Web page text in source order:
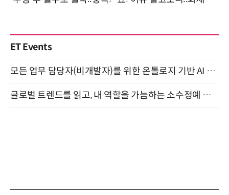
ET Events
모든 업무 담당자(비개발자)를 위한 온톨로지 기반 AI 지식체계 설계 1-day 워크숍 8월 20일 개최
글로벌 트렌드를 읽고, 내 역할을 가늠하는 소수정예 실습 워크숍 (8/28)